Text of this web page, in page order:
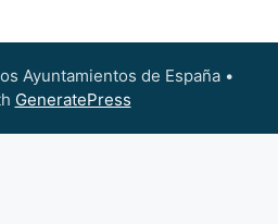
Ayuntamientos de España•
GeneratePress